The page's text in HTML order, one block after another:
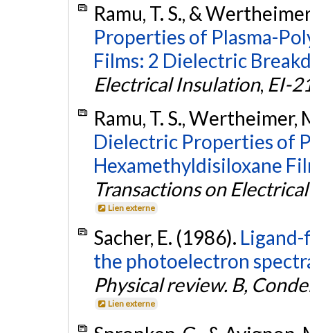
Ramu, T. S., &
Properties of Plasma-
Films: 2 Dielectric
Electrical Insulation, EI-
Ramu, T. S., Wertheimer,
Dielectric Properties of
Hexamethyldisiloxane
Transactions on
Lien externe
Sacher, E. (1986).
the photoelectron
Physical review. B,
Lien externe